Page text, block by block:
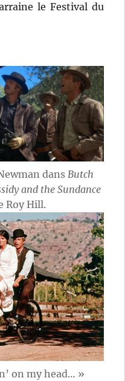
le Festival du
dans Butch
and the Sundance
Roy Hill.
on my head… »